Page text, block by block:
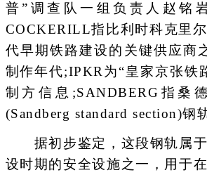
普”调查队一组负责人赵铭
COCKERILL指比利时科克里
代早期铁路建设的关键供应商
制作年代;IPKR为“皇家京张铁
制方信息;SANDBERG指桑
(Sandberg standard section)钢
据初步鉴定，这段钢轨属于
设时期的安全设施之一，用于